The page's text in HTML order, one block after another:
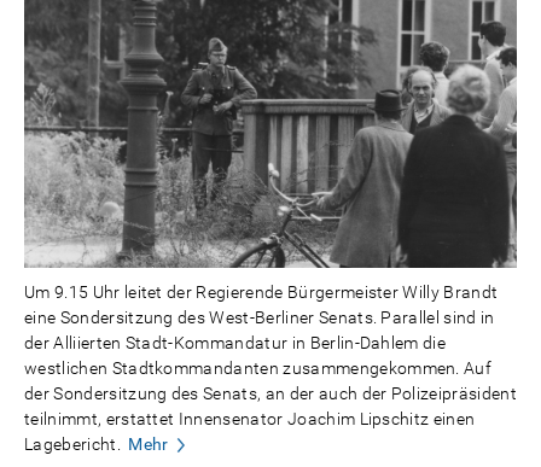
Um 9.15 Uhr leitet der Regierende Bürgermeister Willy Brandt
eine Sondersitzung des West-Berliner Senats. Parallel sind in
der Alliierten Stadt-Kommandatur in Berlin-Dahlem die
westlichen Stadtkommandanten zusammengekommen. Auf
der Sondersitzung des Senats, an der auch der Polizeipräsident
teilnimmt, erstattet Innensenator Joachim Lipschitz einen
Lagebericht.
Mehr